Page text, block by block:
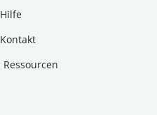
Hilfe
Kontakt
Ressourcen